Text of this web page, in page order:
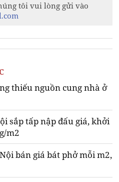
tôi vui lòng gửi vào
thiếu nguồn cung nhà ở
sắp tấp nập đấu giá, khởi
m2
bán giá bát phở mỗi m2,